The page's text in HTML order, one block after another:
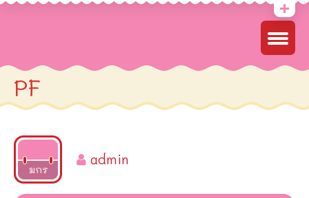
PF
มกร
2022
admin